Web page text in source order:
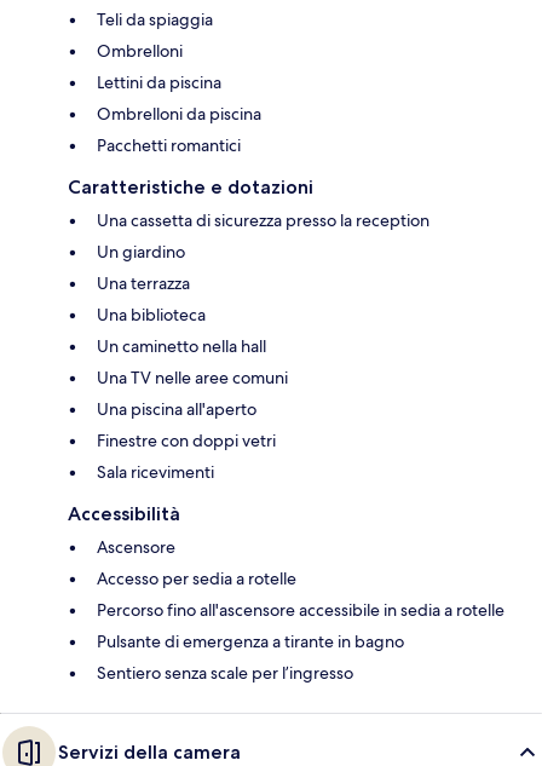
Teli da spiaggia
Ombrelloni
Lettini da piscina
Ombrelloni da piscina
Pacchetti romantici
Caratteristiche e dotazioni
Una cassetta di sicurezza presso la reception
Un giardino
Una terrazza
Una biblioteca
Un caminetto nella hall
Una TV nelle aree comuni
Una piscina all'aperto
Finestre con doppi vetri
Sala ricevimenti
Accessibilità
Ascensore
Accesso per sedia a rotelle
Percorso fino all'ascensore accessibile in sedia a rotelle
Pulsante di emergenza a tirante in bagno
Sentiero senza scale per l’ingresso
Servizi della camera